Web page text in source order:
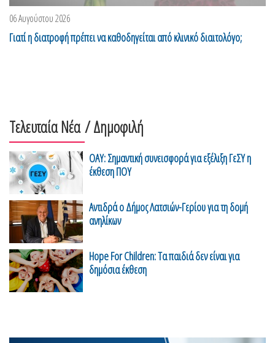
06 Αυγούστου 2026
Γιατί η διατροφή πρέπει να καθοδηγείται από κλινικό διαιτολόγο;
Τελευταία Νέα / Δημοφιλή
ΟΑΥ: Σημαντική συνεισφορά για εξέλιξη ΓεΣΥ η
έκθεση ΠΟΥ
Αντιδρά ο Δήμος Λατσιών-Γερίου για τη δομή
ανηλίκων
Hope For Children: Τα παιδιά δεν είναι για
δημόσια έκθεση